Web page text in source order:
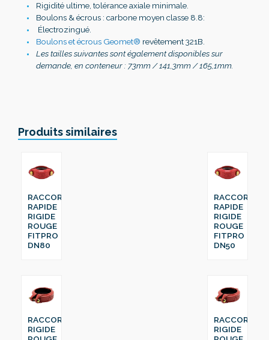
Rigidité ultime, tolérance axiale minimale.
Boulons & écrous : carbone moyen classe 8.8:
Électrozingué.
Boulons et écrous Geomet® revêtement 321B.
Les tailles suivantes sont également disponibles sur
demande, en conteneur : 73mm / 141,3mm / 165,1mm.
Produits similaires
RACCORD
RAPIDE
RIGIDE
ROUGE
FITPRO
DN80
RACCORD
RAPIDE
RIGIDE
ROUGE
FITPRO
DN50
RACCORD
RIGIDE
RACCORD
RIGIDE